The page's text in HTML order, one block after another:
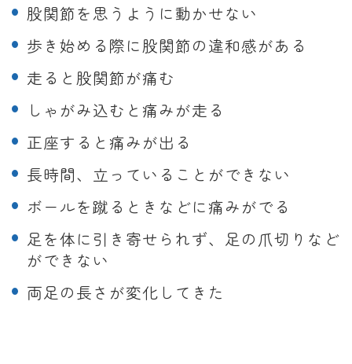
股関節を思うように動かせない
歩き始める際に股関節の違和感がある
走ると股関節が痛む
しゃがみ込むと痛みが走る
正座すると痛みが出る
長時間、立っていることができない
ボールを蹴るときなどに痛みがでる
足を体に引き寄せられず、足の爪切りなど
ができない
両足の長さが変化してきた